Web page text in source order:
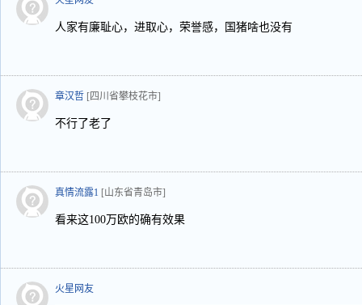
人家有廉耻心，进取心，荣誉感，国猪啥也没有
章汉哲 [四川省攀枝花市]
不行了老了
真情流露1 [山东省青岛市]
看来这100万欧的确有效果
火星网友